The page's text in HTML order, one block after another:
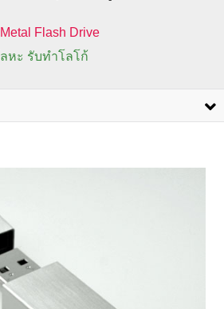
Flash Drive
หะ รับทำโลโก้